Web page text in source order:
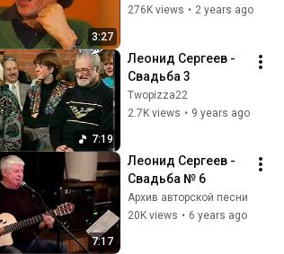
3:27
зайцем 🤣👍
276K views • 2 years ago
7:19
Леонид Сергеев -
Свадьба 3
Twopizza22
2.7K views • 9 years ago
7:17
Леонид Сергеев -
Свадьба № 6
Архив авторской песни
20K views • 6 years ago